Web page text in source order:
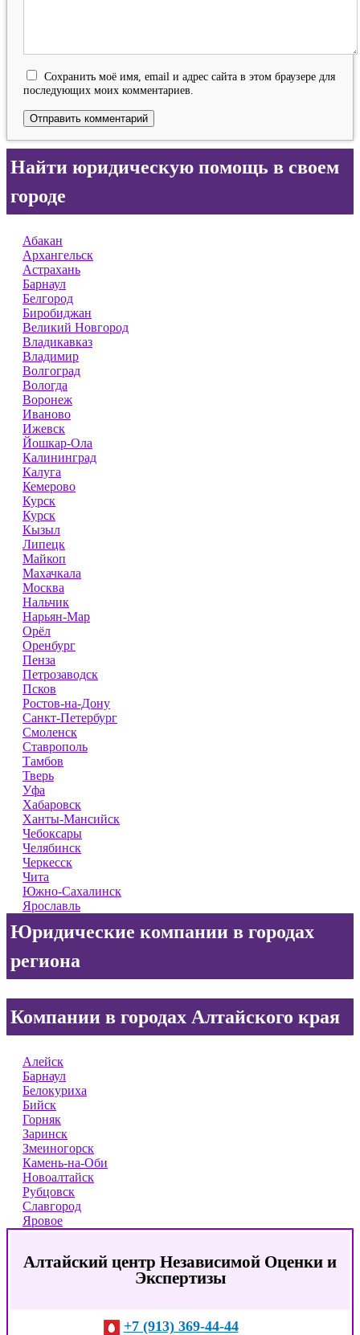
Сохранить моё имя, email и адрес сайта в этом браузере для
последующих моих комментариев.
Найти юридическую помощь в своем
городе
Абакан
Архангельск
Астрахань
Барнаул
Белгород
Биробиджан
Великий Новгород
Владикавказ
Владимир
Волгоград
Вологда
Воронеж
Иваново
Ижевск
Йошкар-Ола
Калининград
Калуга
Кемерово
Курск
Курск
Кызыл
Липецк
Майкоп
Махачкала
Москва
Нальчик
Нарьян-Мар
Орёл
Оренбург
Пенза
Петрозаводск
Псков
Ростов-на-Дону
Санкт-Петербург
Смоленск
Ставрополь
Тамбов
Тверь
Уфа
Хабаровск
Ханты-Мансийск
Чебоксары
Челябинск
Черкесск
Чита
Южно-Сахалинск
Ярославль
Юридические компании в городах
региона
Компании в городах Алтайского края
Алейск
Барнаул
Белокуриха
Бийск
Горняк
Заринск
Змеиногорск
Камень-на-Оби
Новоалтайск
Рубцовск
Славгород
Яровое
Алтайский центр Независимой Оценки и
Экспертизы
+7 (913) 369-44-44